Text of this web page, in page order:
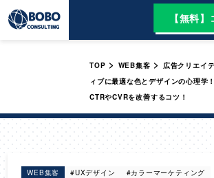
【無料
TOP > WEB集客 > 広告クリエイテ
ィブに最適な色とデザインの心理学！
CTRやCVRを改善するコツ！
WEB集客 #UXデザイン
#カラーマーケティング